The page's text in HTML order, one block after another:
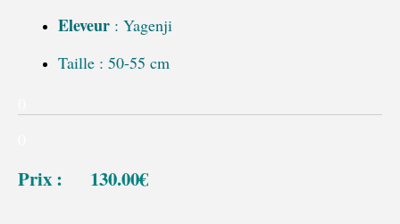
Eleveur : Yagenji
Taille : 50-55 cm
Prix : 130.00€